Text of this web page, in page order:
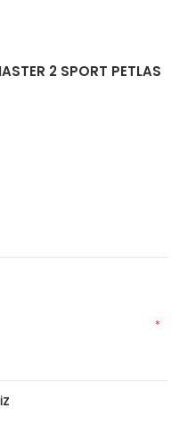
2 SPORT PETLAS
*